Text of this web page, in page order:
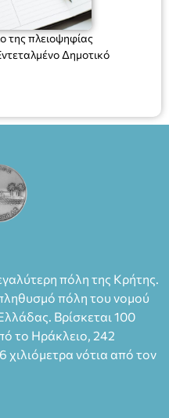
της πλειοψηφίας
Δημοτικό
πόλη της Κρήτης.
πόλη του νομού
Βρίσκεται 100
το Ηράκλειο, 242
χιλιόμετρα νότια από τον